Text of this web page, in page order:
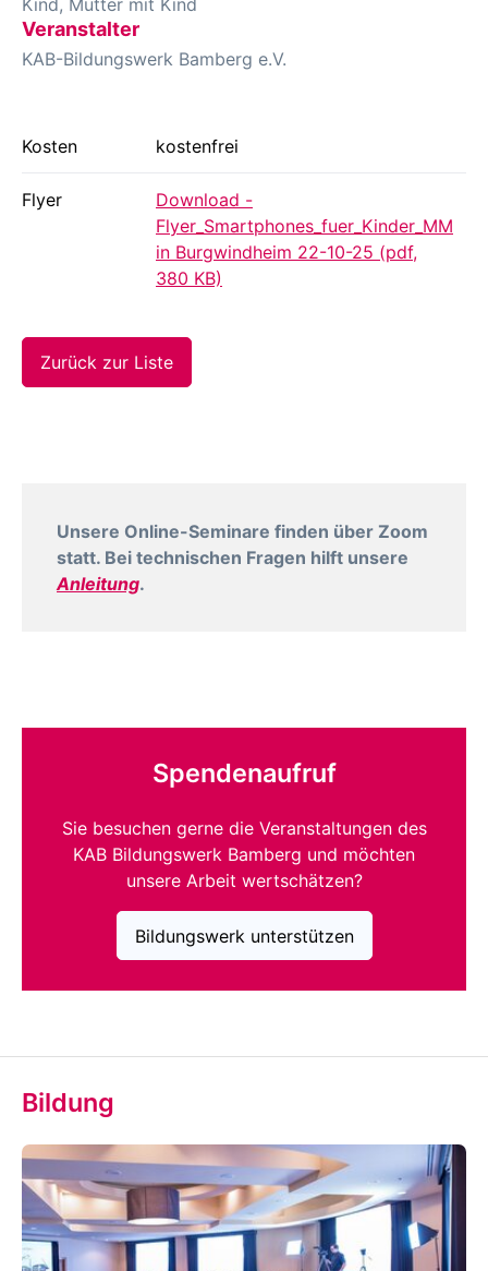
Kind, Mutter mit Kind
Veranstalter
KAB-Bildungswerk Bamberg e.V.
Kosten kostenfrei
Flyer
Download -
Flyer_Smartphones_fuer_Kinder_MM
in Burgwindheim 22-10-25 (pdf,
380 KB)
Zurück zur Liste
Unsere Online-Seminare finden über Zoom
statt. Bei technischen Fragen hilft unsere
Anleitung.
Spendenaufruf
Sie besuchen gerne die Veranstaltungen des
KAB Bildungswerk Bamberg und möchten
unsere Arbeit wertschätzen?
Bildungswerk unterstützen
Bildung